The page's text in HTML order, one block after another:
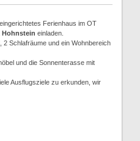
Ferienhaus im OT
Hohnstein einladen.
2 Schlafräume und ein Wohnbereich
und die Sonnenterasse mit
Ausflugsziele zu erkunden, wir